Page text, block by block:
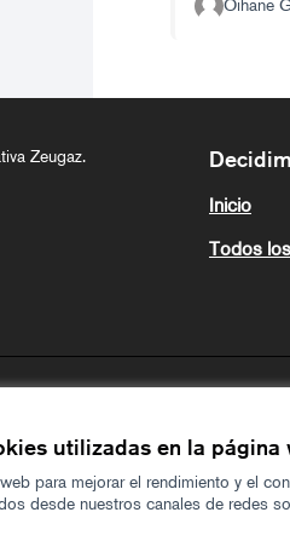
utilizadas en la página
para mejorar el rendimiento y el
desde nuestros canales de redes
Oihane
Zeugaz. Decidim
Inicio
Todos